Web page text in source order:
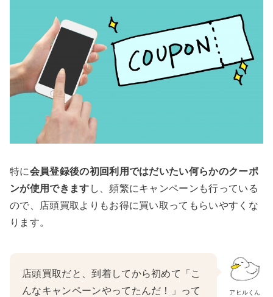
特に会員登録後の初回利用ではだいたい何らかのクーポ
ンが使用できます し、頻繁にキャンペーンも行っている
ので、店頭買取よりもお得に買い取ってもらいやすくな
ります。
アヒルくん
店頭買取だと、到着してから初めて「こ
んなキャンペーンやってたんだ！」って